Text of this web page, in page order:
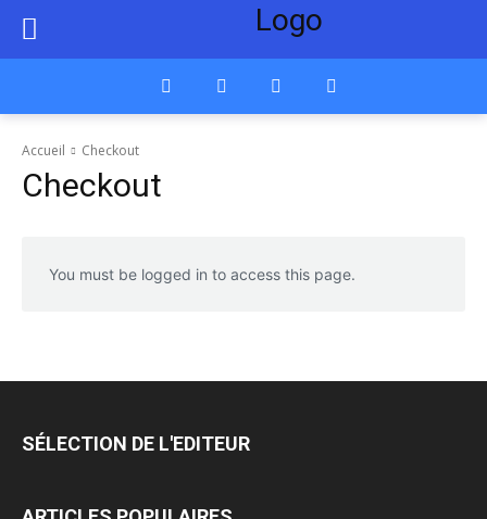
Accueil Checkout
Checkout
You must be logged in to access this page.
SÉLECTION DE L'EDITEUR